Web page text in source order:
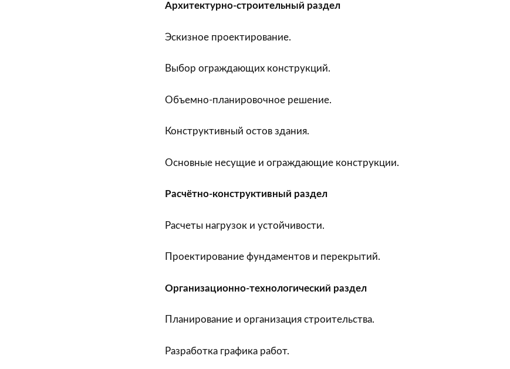
Архитектурно-строительный раздел
Эскизное проектирование.
Выбор ограждающих конструкций.
Объемно-планировочное решение.
Конструктивный остов здания.
Основные несущие и ограждающие конструкции.
Расчётно-конструктивный раздел
Расчеты нагрузок и устойчивости.
Проектирование фундаментов и перекрытий.
Организационно-технологический раздел
Планирование и организация строительства.
Разработка графика работ.